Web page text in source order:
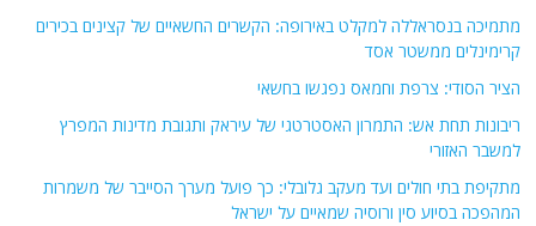
מתמיכה בנסראללה למקלט באירופה: הקשרים החשאיים של קצינים בכירים
קרימינלים ממשטר אסד
הציר הסודי: צרפת וחמאס נפגשו בחשאי
ריבונות תחת אש: התמרון האסטרטגי של עיראק ותגובת מדינות המפרץ
למשבר האזורי
מתקיפת בתי חולים ועד מעקב גלובלי: כך פועל מערך הסייבר של משמרות
המהפכה בסיוע סין ורוסיה שמאיים על ישראל